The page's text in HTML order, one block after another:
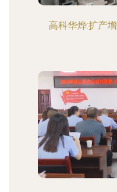
高科华烨:扩产